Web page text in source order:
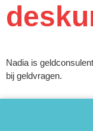
Nadia is
bij geldvragen.